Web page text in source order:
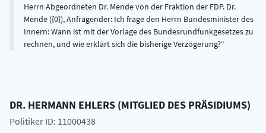
Herrn Abgeordneten Dr. Mende von der Fraktion der FDP. Dr.
Mende ({0}), Anfragender: Ich frage den Herrn Bundesminister des
Innern: Wann ist mit der Vorlage des Bundesrundfunkgesetzes zu
rechnen, und wie erklärt sich die bisherige Verzögerung?
DR. HERMANN EHLERS (MITGLIED DES PRÄSIDIUMS)
Politiker ID: 11000438